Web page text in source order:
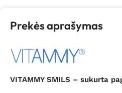
Prekės aprašymas
VITAMMY SMILS – sukurta